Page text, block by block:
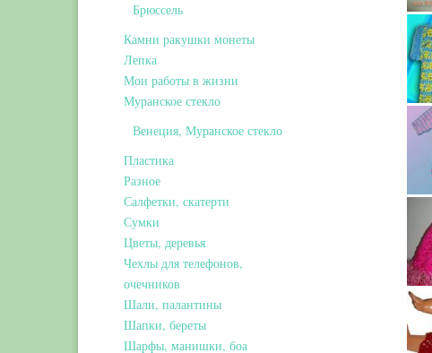
Брюссель
Камни ракушки монеты
Лепка
Мои работы в жизни
Муранское стекло
Венеция, Муранское стекло
Пластика
Разное
Салфетки, скатерти
Сумки
Цветы, деревья
Чехлы для телефонов,
очечников
Шали, палантины
Шапки, береты
Шарфы, манишки, боа